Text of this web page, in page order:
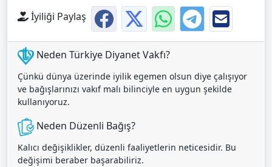
İyiliği Paylaş
Neden Türkiye Diyanet Vakfı?
Çünkü dünya üzerinde iyilik egemen olsun diye çalışıyor
ve bağışlarınızı vakıf malı bilinciyle en uygun şekilde
kullanıyoruz.
Neden Düzenli Bağış?
Kalıcı değişiklikler, düzenli faaliyetlerin neticesidir. Bu
değişimi beraber başarabiliriz.